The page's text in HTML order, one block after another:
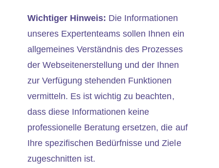
Wichtiger Hinweis: Die Informationen
unseres Expertenteams sollen Ihnen ein
allgemeines Verständnis des Prozesses
der Webseitenerstellung und der Ihnen
zur Verfügung stehenden Funktionen
vermitteln. Es ist wichtig zu beachten,
dass diese Informationen keine
professionelle Beratung ersetzen, die auf
Ihre spezifischen Bedürfnisse und Ziele
zugeschnitten ist.